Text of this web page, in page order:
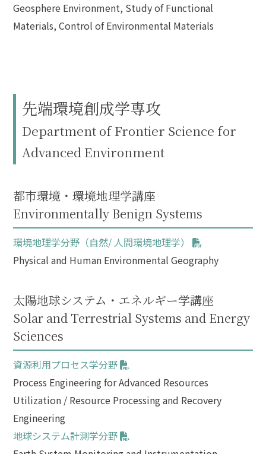
Geosphere Environment, Study of Functional
Materials, Control of Environmental Materials
先端環境創成学専攻
Department of Frontier Science for
Advanced Environment
都市環境・環境地理学講座
Environmentally Benign Systems
環境地理学分野（自然/ 人間環境地理学）
Physical and Human Environmental Geography
太陽地球システム・エネルギー学講座
Solar and Terrestrial Systems and Energy
Sciences
資源利用プロセス学分野
Process Engineering for Advanced Resources
Utilization / Resource Processing and Recovery
Engineering
地球システム計測学分野